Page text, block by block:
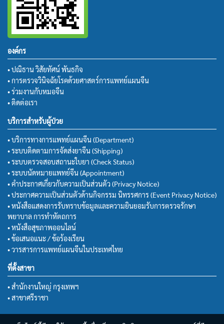
องค์กร
• ปณิธาน วิสัยทัศน์ พันธกิจ
• การตรวจวินิจฉัยโรคด้วยศาสตร์การแพทย์แผนจีน
• ร่วมงานกับหมอจีน
• ติดต่อเรา
บริการสำหรับผู้ป่วย
• บริการทางการแพทย์แผนจีน (Department)
• ระบบติดตามการจัดส่งยาจีน (Shipping)
• ระบบตรวจสอบสถานะใบยา (Check Status)
• ระบบนัดหมายแพทย์จีน (Appointment)
• คำประกาศเกี่ยวกับความเป็นส่วนตัว (Privacy Notice)
• ประกาศความเป็นส่วนตัวด้านกิจกรรม นิทรรศการ (Event Privacy Notice)
• หนังสือแสดงการรับทราบข้อมูลและความยินยอมรับการตรวจรักษา
พยาบาล การทำหัตถการ
• หนังสือสุขภาพออนไลน์
• ข้อเสนอแนะ / ข้อร้องเรียน
• วารสารการแพทย์แผนจีนในประเทศไทย
ที่ตั้งสาขา
• สำนักงานใหญ่ กรุงเทพฯ
• สาขาศรีราชา